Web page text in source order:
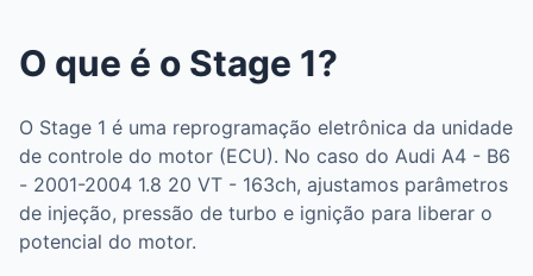
O que é o Stage 1?
O Stage 1 é uma reprogramação eletrônica da unidade
de controle do motor (ECU). No caso do Audi A4 - B6
- 2001-2004 1.8 20 VT - 163ch, ajustamos parâmetros
de injeção, pressão de turbo e ignição para liberar o
potencial do motor.